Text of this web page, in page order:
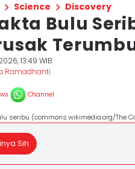
Science Discovery
Bulu
13:49 WIB
Ramadhanti
Channel
seribu (commons.wikimedia.org/The
Sih